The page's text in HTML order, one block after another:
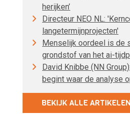
herijken’
Directeur NEO NL:
langetermijnprojecten'
Menselijk oordeel is de
grondstof van het ai-
David Knibbe (NN
begint waar de analyse
BEKIJK ALLE